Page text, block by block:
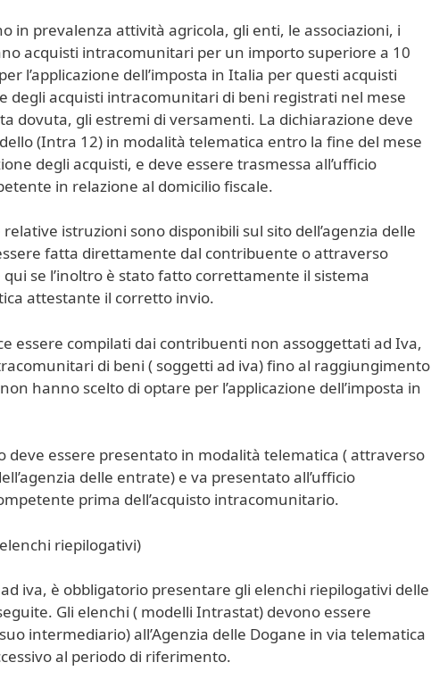
in prevalenza attività agricola, gli enti, le associazioni, i
acquisti intracomunitari per un importo superiore a 10
l’applicazione dell’imposta in Italia per questi acquisti
degli acquisti intracomunitari di beni registrati nel mese
dovuta, gli estremi di versamenti. La dichiarazione deve
(Intra 12) in modalità telematica entro la fine del mese
degli acquisti, e deve essere trasmessa all’ufficio
in relazione al domicilio fiscale.
istruzioni sono disponibili sul sito dell’agenzia delle
fatta direttamente dal contribuente o attraverso
se l’inoltro è stato fatto correttamente il sistema
attestante il corretto invio.
essere compilati dai contribuenti non assoggettati ad Iva,
di beni ( soggetti ad iva) fino al raggiungimento
hanno scelto di optare per l’applicazione dell’imposta in
deve essere presentato in modalità telematica ( attraverso
delle entrate) e va presentato all’ufficio
prima dell’acquisto intracomunitario.
riepilogativi)
iva, è obbligatorio presentare gli elenchi riepilogativi delle
Gli elenchi ( modelli Intrastat) devono essere
intermediario) all’Agenzia delle Dogane in via telematica
al periodo di riferimento.